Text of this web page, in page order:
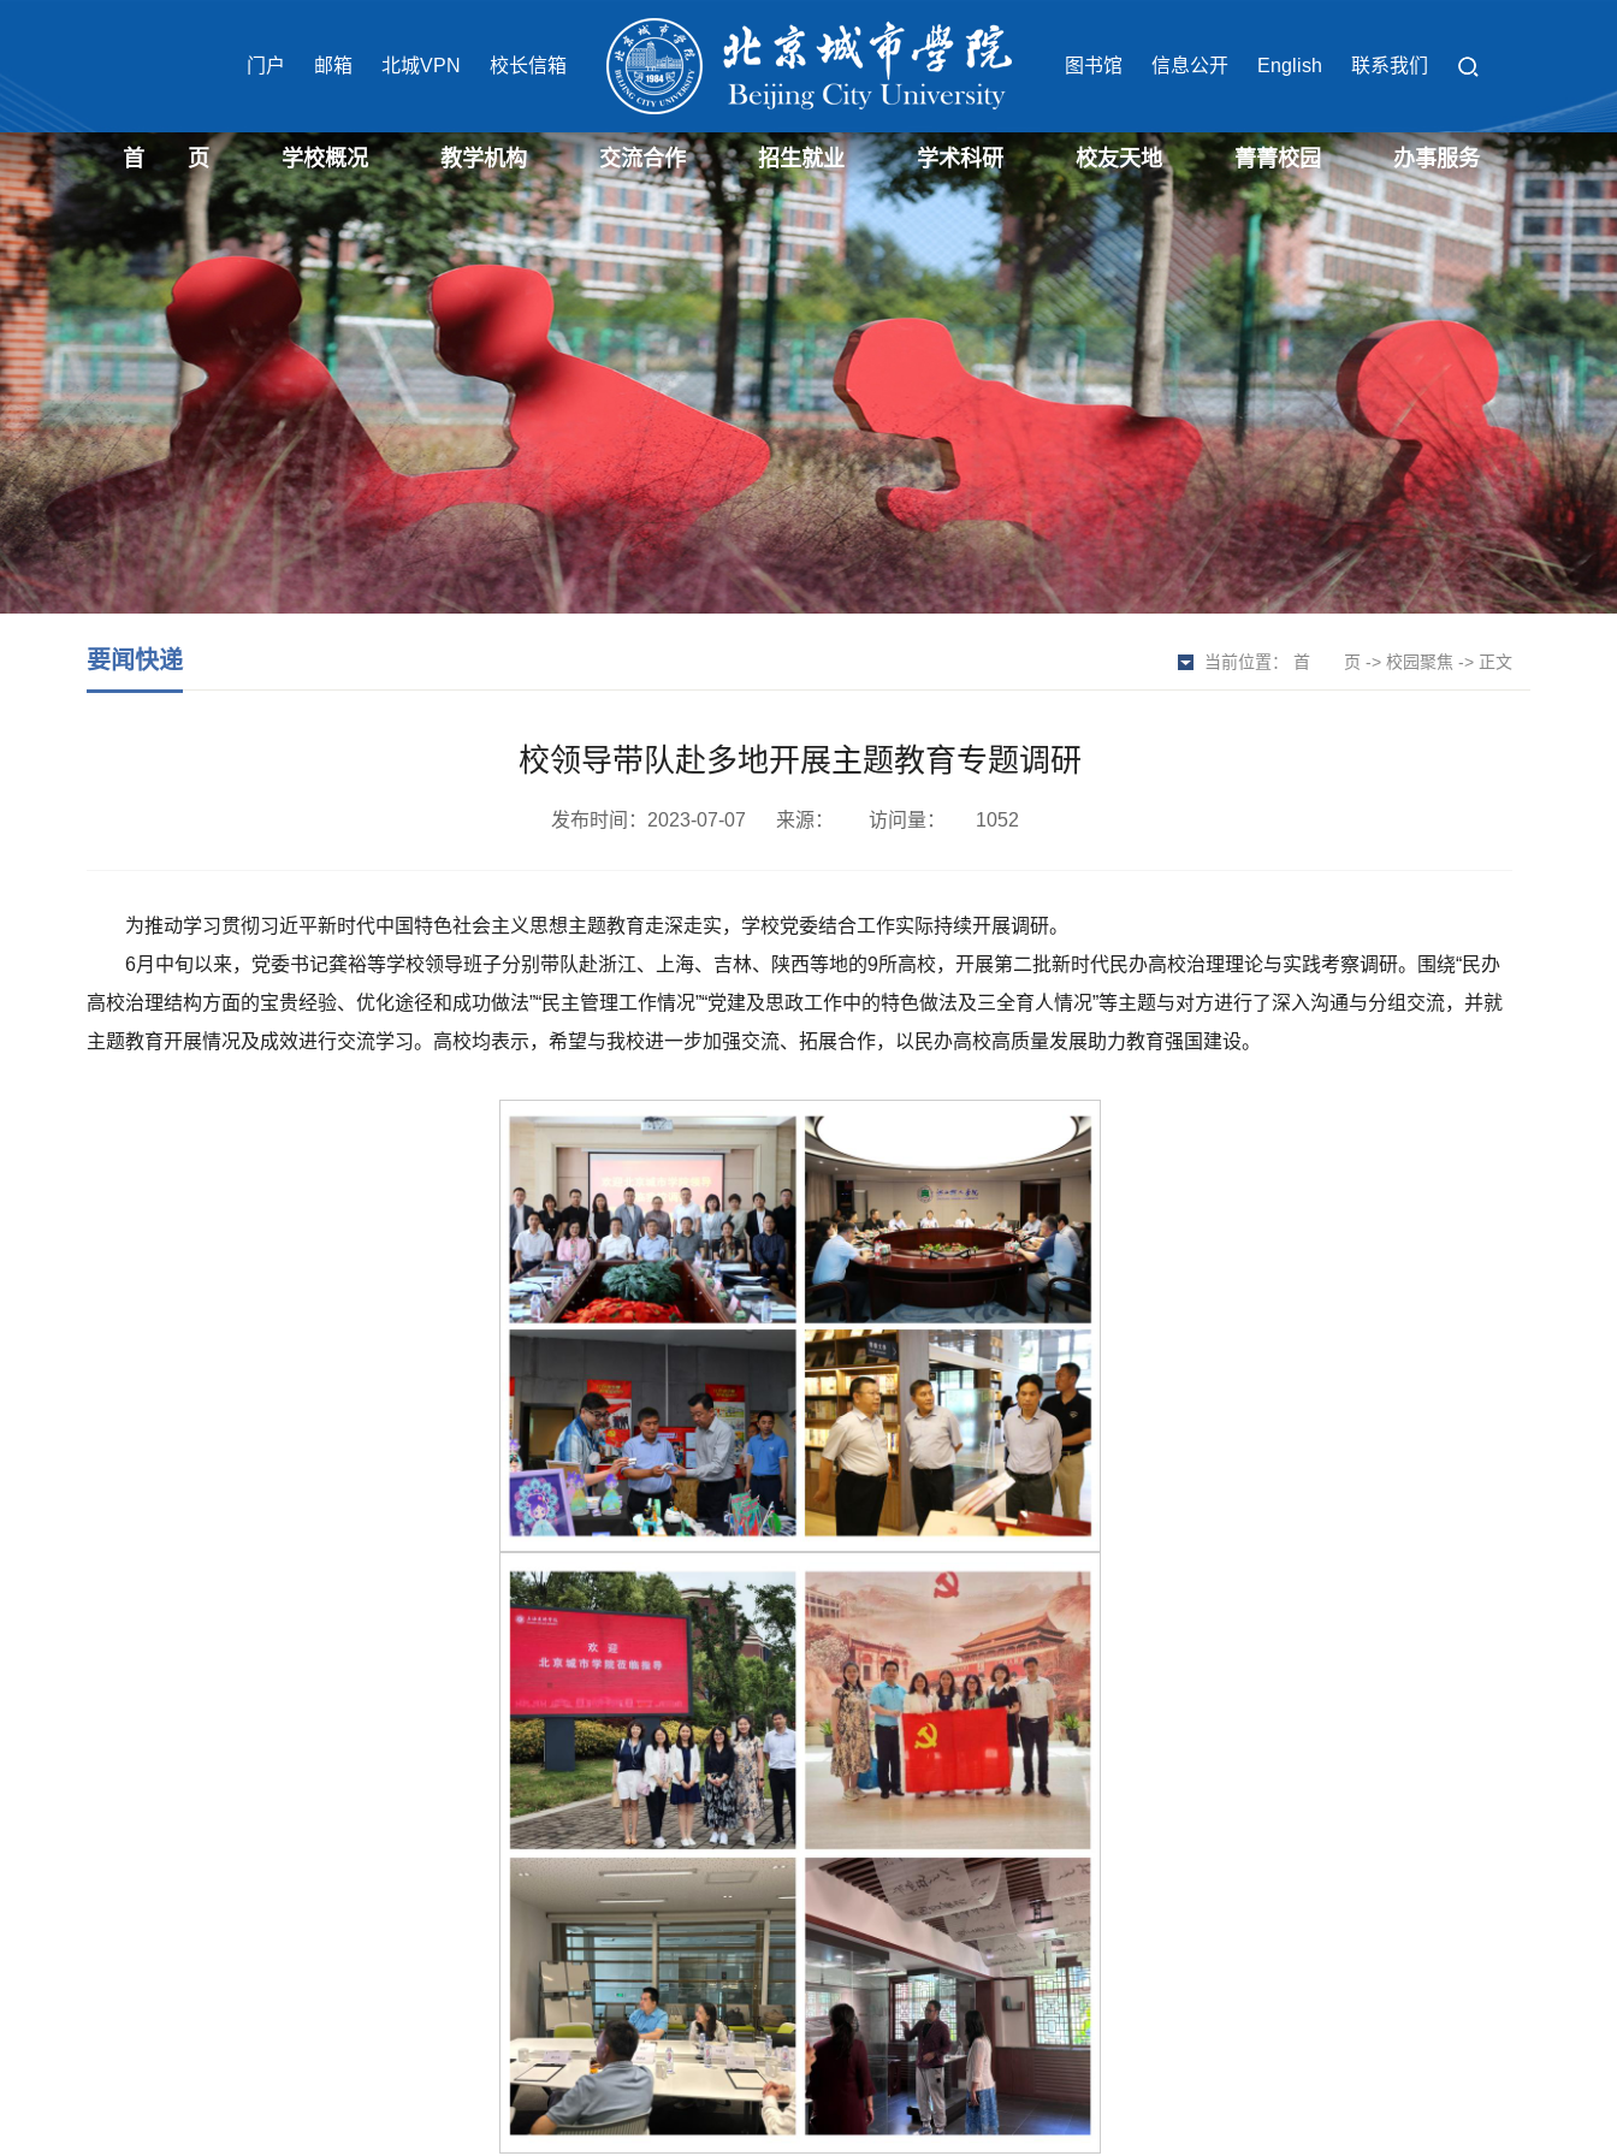
门户 邮箱 北城VPN 校长信箱 图书馆 信息公开 English 联系我们
首 页 学校概况
学校介绍
现任领导
机构设置
教学机构
公共管理学部
经济管理学部
国际文化与传播学部
艺术设计学部
表演学部
生物医药学部
信息学部
城市建设学部
教育学部
教育培训中心
文化遗产学部
马克思主义学院
交流合作 招生就业
招生信息
就业信息
研究生招生信息
北城-华威项目管理硕士
北城-中德合作办学项目
学术科研
科研与社会服务处
科研机构
北城学报
校友天地 菁菁校园 办事服务
校园办事流程
校园缴费平台
校园服务
要闻快递 当前位置： 首 页 -> 校园聚焦 -> 正文
校领导带队赴多地开展主题教育专题调研
发布时间：2023-07-07 来源： 访问量： 1052
为推动学习贯彻习近平新时代中国特色社会主义思想主题教育走深走实，学校党委结合工作实际持续开展调研。
6月中旬以来，党委书记龚裕等学校领导班子分别带队赴浙江、上海、吉林、陕西等地的9所高校，开展第二批新时代民办高校治理理论与实践考察调研。围绕“民办
高校治理结构方面的宝贵经验、优化途径和成功做法”“民主管理工作情况”“党建及思政工作中的特色做法及三全育人情况”等主题与对方进行了深入沟通与分组交流，并就
主题教育开展情况及成效进行交流学习。高校均表示，希望与我校进一步加强交流、拓展合作，以民办高校高质量发展助力教育强国建设。